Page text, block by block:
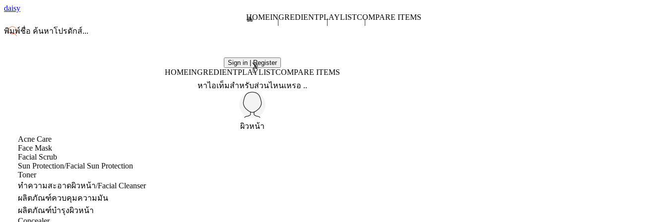
daisy
HOMEINGREDIENTPLAYLISTCOMPARE ITEMS
Sign in | Register
X
HOMEINGREDIENTPLAYLISTCOMPARE ITEMS
หาไอเท็มสำหรับส่วนไหนเหรอ ..
ผิวหน้า
Acne Care
Face Mask
Facial Scrub
Sun Protection/Facial Sun Protection
Toner
ทำความสะอาดผิวหน้า/Facial Cleanser
ผลิตภัณฑ์ควบคุมความมัน
ผลิตภัณฑ์บำรุงผิวหน้า